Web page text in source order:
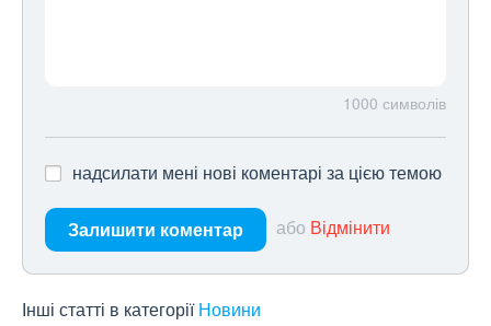
1000 символів
надсилати мені нові коментарі за цією темою
Залишити коментар або Відмінити
Інші статті в категорії Новини